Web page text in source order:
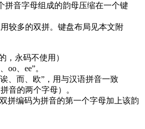
拼音字母组成的韵母压缩在一个键
较多的双拼。键盘布局见本文附
，永码不使用）
oo、ee”。
、而、欧”，用与汉语拼音一致
音的两个字母）。
拼编码为拼音的第一个字母加上该韵